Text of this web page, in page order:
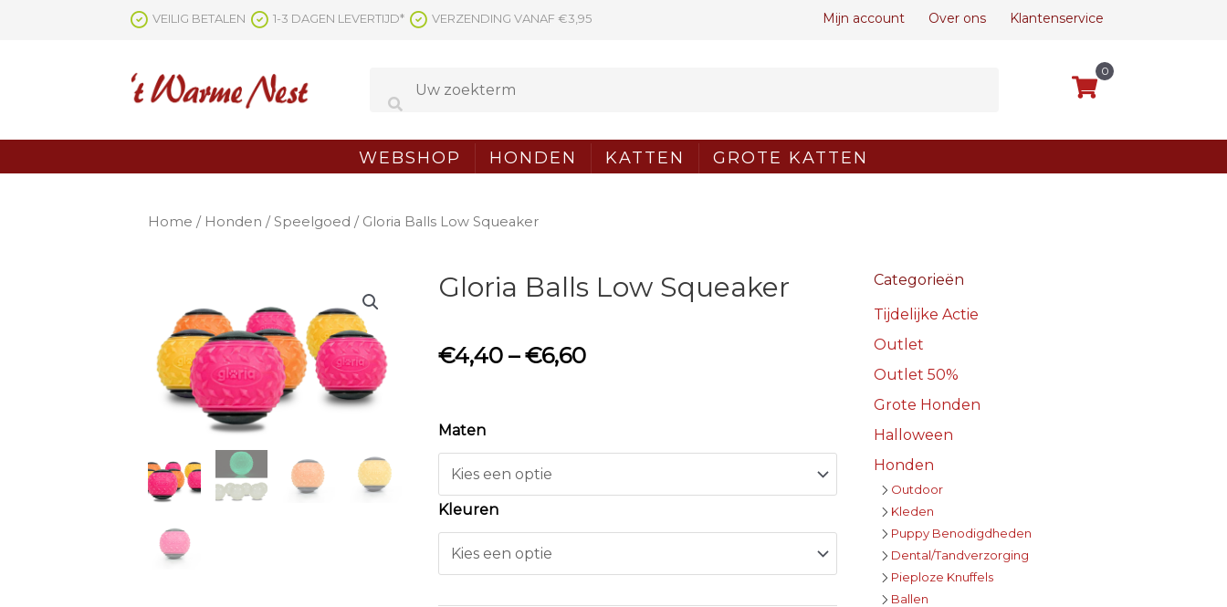
VEILIG BETALEN 1-3 DAGEN LEVERTIJD* VERZENDING VANAF €3,95 Mijn account Over ons Klantenservice
0
WEBSHOP HONDEN KATTEN GROTE KATTEN
Home / Honden /Speelgoed / Gloria Balls Low Squeaker
Gloria Balls Low Squeaker
€4,40 –€6,60
Maten
Kleuren
Categorieën
Tijdelijke Actie
Outlet
Outlet 50%
Grote Honden
Halloween
Honden
Outdoor
Kleden
Puppy Benodigdheden
Dental/Tandverzorging
Pieploze Knuffels
Ballen